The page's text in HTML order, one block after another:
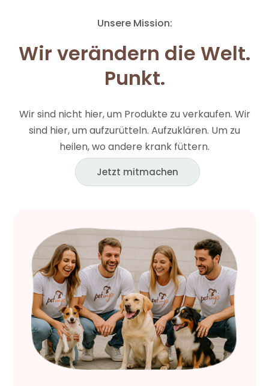
Unsere Mission:
Wir verändern die Welt.
Punkt.
Wir sind nicht hier, um Produkte zu verkaufen. Wir
sind hier, um aufzurütteln. Aufzuklären. Um zu
heilen, wo andere krank füttern.
Jetzt mitmachen